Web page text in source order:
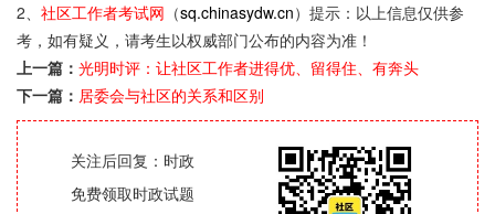
2、 社区工作者考试网 （sq.chinasydw.cn）提示：以上信息仅供参
考，如有疑义，请考生以权威部门公布的内容为准！
上一篇： 光明时评：让社区工作者进得优、留得住、有奔头
下一篇： 居委会与社区的关系和区别
关注后回复：时政
免费领取时政试题